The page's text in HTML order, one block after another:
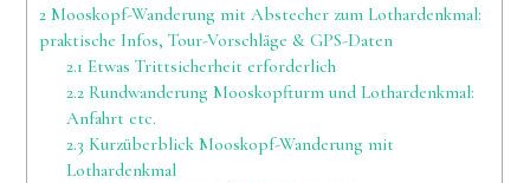
2 Mooskopf-Wanderung mit Abstecher zum Lothardenkmal:
praktische Infos, Tour-Vorschläge & GPS-Daten
2.1 Etwas Trittsicherheit erforderlich
2.2 Rundwanderung Mooskopfturm und Lothardenkmal:
Anfahrt etc.
2.3 Kurzüberblick Mooskopf-Wanderung mit
Lothardenkmal